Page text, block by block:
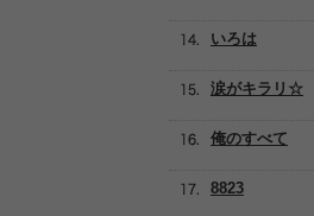
いろは
涙がキラリ☆
俺のすべて
8823